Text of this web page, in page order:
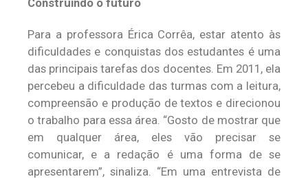
Construindo o futuro
Para a professora Érica Corrêa, estar atento às
dificuldades e conquistas dos estudantes é uma
das principais tarefas dos docentes. Em 2011, ela
percebeu a dificuldade das turmas com a leitura,
compreensão e produção de textos e direcionou
o trabalho para essa área. “Gosto de mostrar que
em qualquer área, eles vão precisar se
comunicar, e a redação é uma forma de se
apresentarem”, sinaliza. “Em uma entrevista de